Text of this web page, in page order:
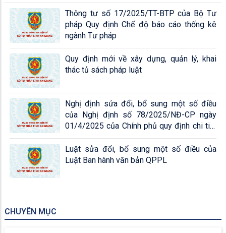
Thông tư số 17/2025/TT-BTP của Bộ Tư
pháp Quy định Chế độ báo cáo thống kê
ngành Tư pháp
Quy định mới về xây dựng, quản lý, khai
thác tủ sách pháp luật
Nghị định sửa đổi, bổ sung một số điều
của Nghị định số 78/2025/NĐ-CP ngày
01/4/2025 của Chính phủ quy định chi tiết
một số điều và biện pháp để tổ chức và thi
hành Luật Ban hành văn bản QPPL...
Luật sửa đổi, bổ sung một số điều của
Luật Ban hành văn bản QPPL
CHUYÊN MỤC